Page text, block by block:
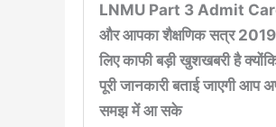
LNMU Part 3 Admit Card
और आपका शैक्षणिक सत्र
लिए काफी बड़ी खुशखबरी है
पूरी जानकारी बताई जाएगी आप
समझ में आ सके